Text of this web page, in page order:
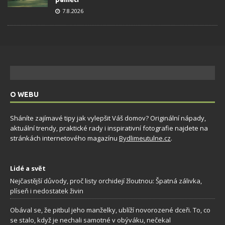
7.8.2026
O WEBU
Sháníte zajímavé tipy jak vylepšit Váš domov? Originální nápady,
aktuální trendy, praktické rady i inspirativní fotografie najdete na
stránkách internetového magazínu Bydlimeutulne.cz.
Lidé a svět
Nejčastější důvody, proč listy orchidejí žloutnou: Špatná zálivka,
plíseň i nedostatek živin
Obával se, že pitbul jeho manželky, ublíží novorozené dceři. To, co
se stalo, když je nechali samotné v obýváku, nečekal